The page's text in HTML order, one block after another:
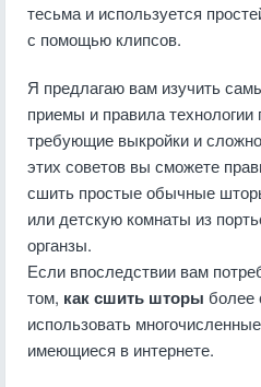
тесьма и используется
с помощью клипсов.
Я предлагаю вам изучить
приемы и правила
требующие выкройки и
этих советов вы сможете
сшить простые обычные
или детскую комнаты из
органзы.
Если впоследствии вам
том, как сшить шторы более
использовать
имеющиеся в интернете.